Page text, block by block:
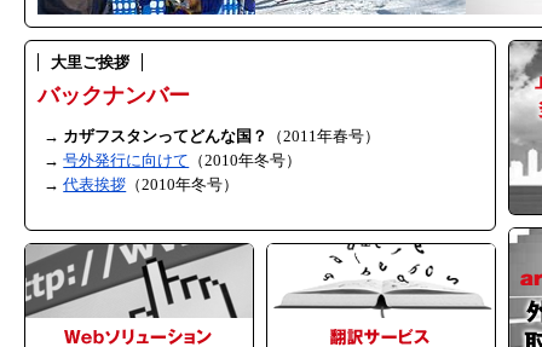
大里ご挨拶
バックナンバー
カザフスタンってどんな国？
（2011年春号）
号外発行に向けて （2010年冬号）
代表挨拶 （2010年冬号）